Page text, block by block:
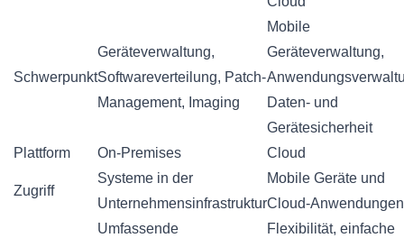
Schwerpunkt
Geräteverwaltung,
Softwareverteilung, Patch-
Management, Imaging
Mobile
Geräteverwaltung,
Daten- und
Gerätesicherheit
Plattform
On-Premises Cloud
Zugriff
Systeme in der
Unternehmensinfrastruktur
Mobile Geräte und
Cloud-Anwendungen
Umfassende
Flexibilität, einfache